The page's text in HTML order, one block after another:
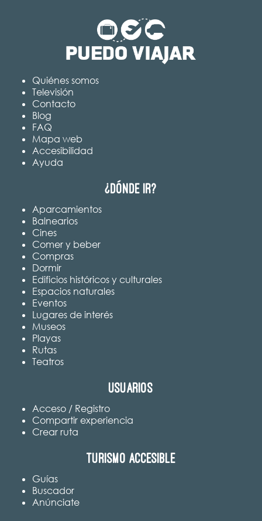
Quiénes somos
Televisión
Contacto
Blog
FAQ
Mapa web
Accesibilidad
Ayuda
¿Dónde ir?
Aparcamientos
Balnearios
Cines
Comer y beber
Compras
Dormir
Edificios históricos y culturales
Espacios naturales
Eventos
Lugares de interés
Museos
Playas
Rutas
Teatros
Usuarios
Acceso / Registro
Compartir experiencia
Crear ruta
Turismo accesible
Guías
Buscador
Anúnciate